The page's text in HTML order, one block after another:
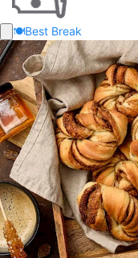
🍽️Best Break